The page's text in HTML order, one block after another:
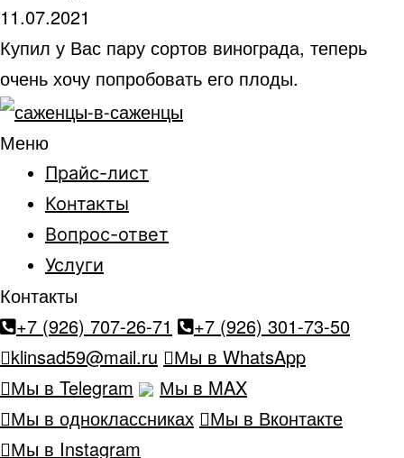
11.07.2021
Купил у Вас пару сортов винограда, теперь
очень хочу попробовать его плоды.
Меню
Прайс-лист
Контакты
Вопрос-ответ
Услуги
Контакты
+7 (926) 707-26-71
+7 (926) 301-73-50
klinsad59@mail.ru
Мы в WhatsApp
Мы в Telegram
Мы в MAX
Мы в одноклассниках
Мы в Вконтакте
Мы в Instagram